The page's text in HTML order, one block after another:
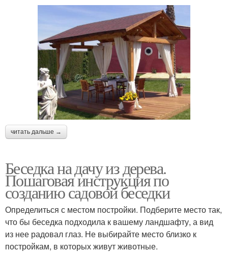
читать дальше →
Беседка на дачу из дерева.
Пошаговая инструкция по
созданию садовой беседки
Определиться с местом постройки. Подберите место так,
что бы беседка подходила к вашему ландшафту, а вид
из нее радовал глаз. Не выбирайте место близко к
постройкам, в которых живут животные.